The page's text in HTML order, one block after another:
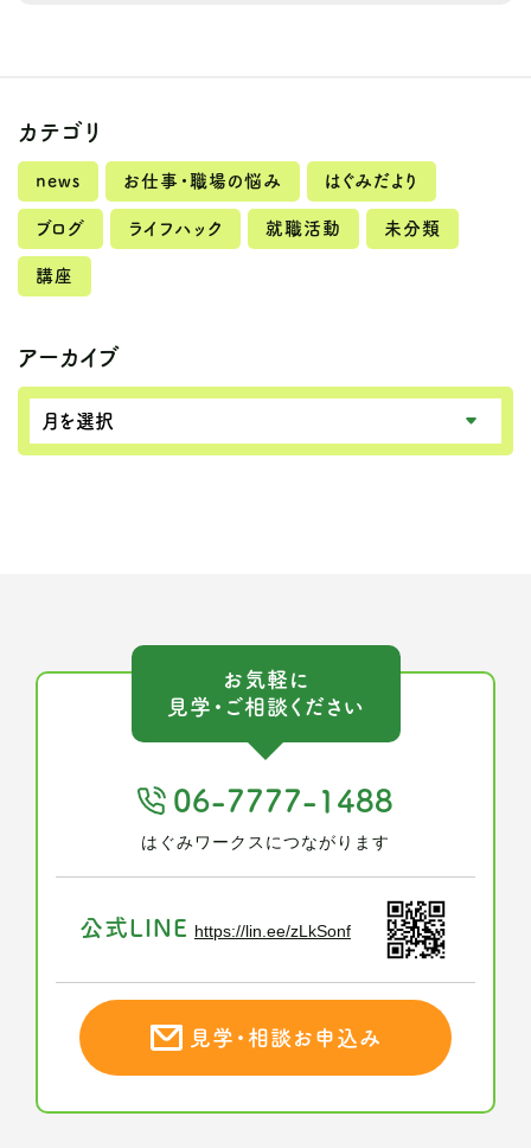
カテゴリ
news お仕事・職場の悩み はぐみだより
ブログ ライフハック 就職活動 未分類
講座
アーカイブ
お気軽に
見学・ご相談ください
06-7777-1488
はぐみワークスにつながります
公式LINE https://lin.ee/zLkSonf
見学・相談お申込み